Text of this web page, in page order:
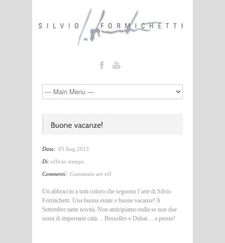
Data: 05 Aug 2013
Di: ufficio stampa
Commenti: Comments are off
Un abbraccio a tutti coloro che seguono l’arte di Silvio
Formichetti. Una buona estate e buone vacanze! A
Settembre tante novità. Non anticipiamo nulla se non due
nomi di importanti città… Bruxelles e Dubai… a presto!